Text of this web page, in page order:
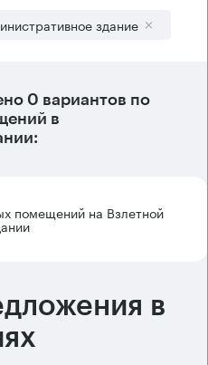
здание
0 вариантов по
в
помещений на Взлетной
в